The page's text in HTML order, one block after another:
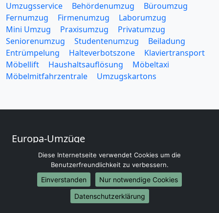
Umzugsservice Behördenumzug
Büroumzug
Fernumzug
Firmenumzug
Laborumzug
Mini Umzug
Praxisumzug
Privatumzug
Seniorenumzug
Studentenumzug
Beiladung
Entrümpelung
Halteverbotszone
Klaviertransport
Möbellift
Haushaltsauflösung
Möbeltaxi
Möbelmitfahrzentrale
Umzugskartons
Europa-Umzüge
Umzug von Augsburg nach Belarus
Umzug von Augsburg nach Belgien
Umzug von Augsburg nach Bulgarien
Umzug von Augsburg nach Dänemark
Umzug von Augsburg nach England
Diese Internetseite verwendet Cookies um die
Benutzerfreundlichkeit zu verbessern.
Einverstanden
Nur notwendige Cookies
Datenschutzerklärung